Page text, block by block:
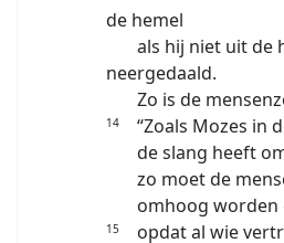
de hemel
als hij niet uit de
neergedaald.
Zo is de
14
“Zoals Mozes in
de slang heeft
zo moet de
omhoog worden
15
opdat al wie